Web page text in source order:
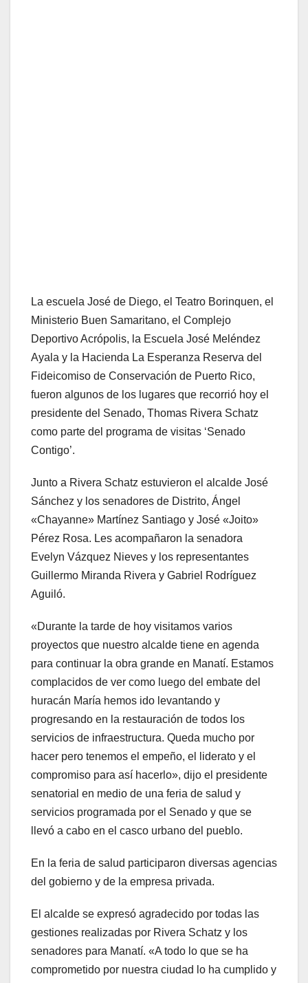
La escuela José de Diego, el Teatro Borinquen, el
Ministerio Buen Samaritano, el Complejo
Deportivo Acrópolis, la Escuela José Meléndez
Ayala y la Hacienda La Esperanza Reserva del
Fideicomiso de Conservación de Puerto Rico,
fueron algunos de los lugares que recorrió hoy el
presidente del Senado, Thomas Rivera Schatz
como parte del programa de visitas ‘Senado
Contigo’.
Junto a Rivera Schatz estuvieron el alcalde José
Sánchez y los senadores de Distrito, Ángel
«Chayanne» Martínez Santiago y José «Joito»
Pérez Rosa. Les acompañaron la senadora
Evelyn Vázquez Nieves y los representantes
Guillermo Miranda Rivera y Gabriel Rodríguez
Aguiló.
«Durante la tarde de hoy visitamos varios
proyectos que nuestro alcalde tiene en agenda
para continuar la obra grande en Manatí. Estamos
complacidos de ver como luego del embate del
huracán María hemos ido levantando y
progresando en la restauración de todos los
servicios de infraestructura. Queda mucho por
hacer pero tenemos el empeño, el liderato y el
compromiso para así hacerlo», dijo el presidente
senatorial en medio de una feria de salud y
servicios programada por el Senado y que se
llevó a cabo en el casco urbano del pueblo.
En la feria de salud participaron diversas agencias
del gobierno y de la empresa privada.
El alcalde se expresó agradecido por todas las
gestiones realizadas por Rivera Schatz y los
senadores para Manatí. «A todo lo que se ha
comprometido por nuestra ciudad lo ha cumplido y